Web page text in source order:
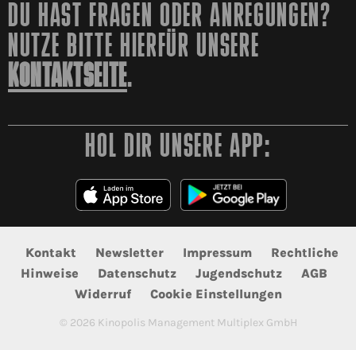
DU HAST FRAGEN ODER ANREGUNGEN?
NUTZE BITTE HIERFÜR UNSERE
KONTAKTSEITE.
HOL DIR UNSERE APP:
Kontakt Newsletter Impressum
Rechtliche
Hinweise
Datenschutz Jugendschutz
AGB
Widerruf
Cookie Einstellungen
© 2026 Kinopolis Management Multiplex GmbH